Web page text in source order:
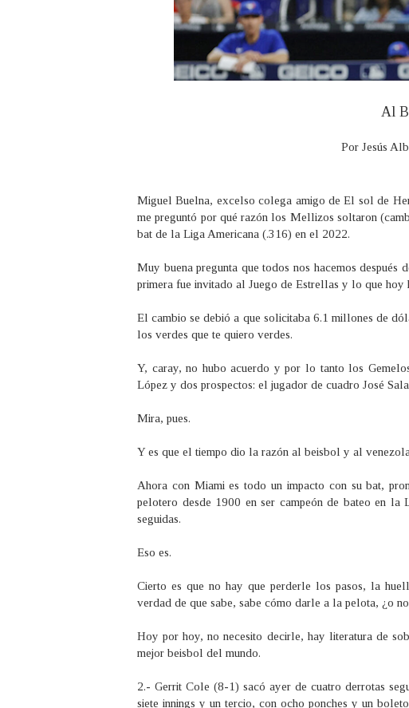
Al
Por Jesús
Miguel Buelna, excelso colega amigo de El sol de
me preguntó por qué razón los Mellizos soltaron
bat de la Liga Americana (.316) en el 2022.
Muy buena pregunta que todos nos hacemos
primera fue invitado al Juego de Estrellas y lo que hoy
El cambio se debió a que solicitaba 6.1 millones de
los verdes que te quiero verdes.
Y, caray, no hubo acuerdo y por lo tanto los
López y dos prospectos: el jugador de cuadro José
Mira, pues.
Y es que el tiempo dio la razón al beisbol y al
Ahora con Miami es todo un impacto con su bat,
pelotero desde 1900 en ser campeón de bateo en la
seguidas.
Eso es.
Cierto es que no hay que perderle los pasos, la
verdad de que sabe, sabe cómo darle a la pelota, ¿o
Hoy por hoy, no necesito decirle, hay literatura de
mejor beisbol del mundo.
2.- Gerrit Cole (8-1) sacó ayer de cuatro derrotas
siete innings y un tercio, con ocho ponches y un